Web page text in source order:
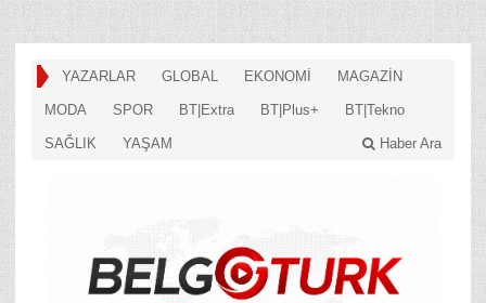
YAZARLAR GLOBAL EKONOMİ MAGAZİN
MODA SPOR BT|Extra BT|Plus+ BT|Tekno
SAĞLIK YAŞAM Haber Ara